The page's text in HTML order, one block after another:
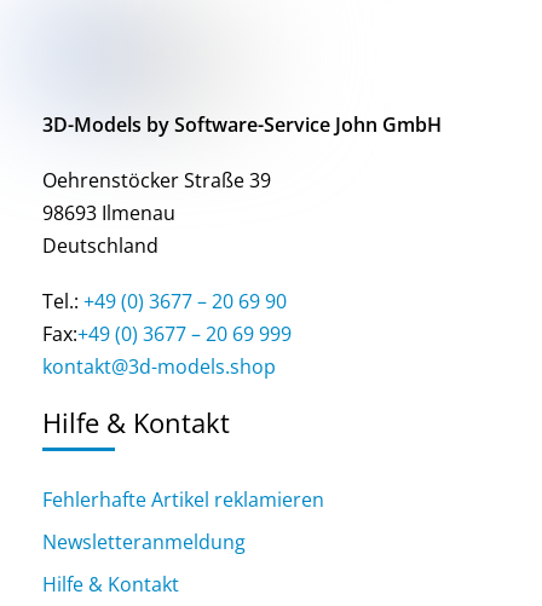
3D-Models by Software-Service John GmbH
Oehrenstöcker Straße 39
98693 Ilmenau
Deutschland
Tel.: +49 (0) 3677 – 20 69 90
Fax:+49 (0) 3677 – 20 69 999
kontakt@3d-models.shop
Hilfe & Kontakt
Fehlerhafte Artikel reklamieren
Newsletteranmeldung
Hilfe & Kontakt